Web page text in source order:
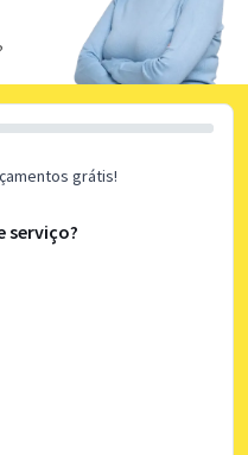
grátis!
serviço?